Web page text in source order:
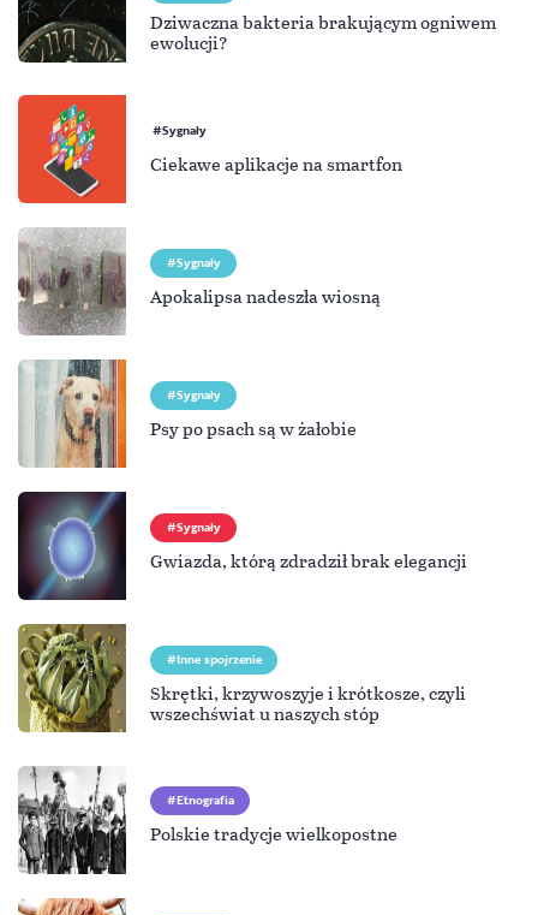
Dziwaczna bakteria brakującym ogniwem
ewolucji?
Sygnały
Ciekawe aplikacje na smartfon
Sygnały
Apokalipsa nadeszła wiosną
Sygnały
Psy po psach są w żałobie
Sygnały
Gwiazda, którą zdradził brak elegancji
Inne spojrzenie
Skrętki, krzywoszyje i krótkosze, czyli
wszechświat u naszych stóp
Etnografia
Polskie tradycje wielkopostne